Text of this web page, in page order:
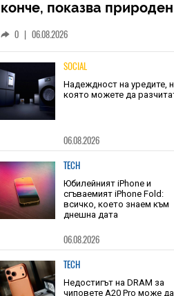
Тази нова риба,
неразличима от морско
дизайн, основан на
уникалност и заемки
0 06.08.2026
06.08.2026
TECH
Юбилейният iPhone и
всичко, което знаем към
днешна дата
06.08.2026